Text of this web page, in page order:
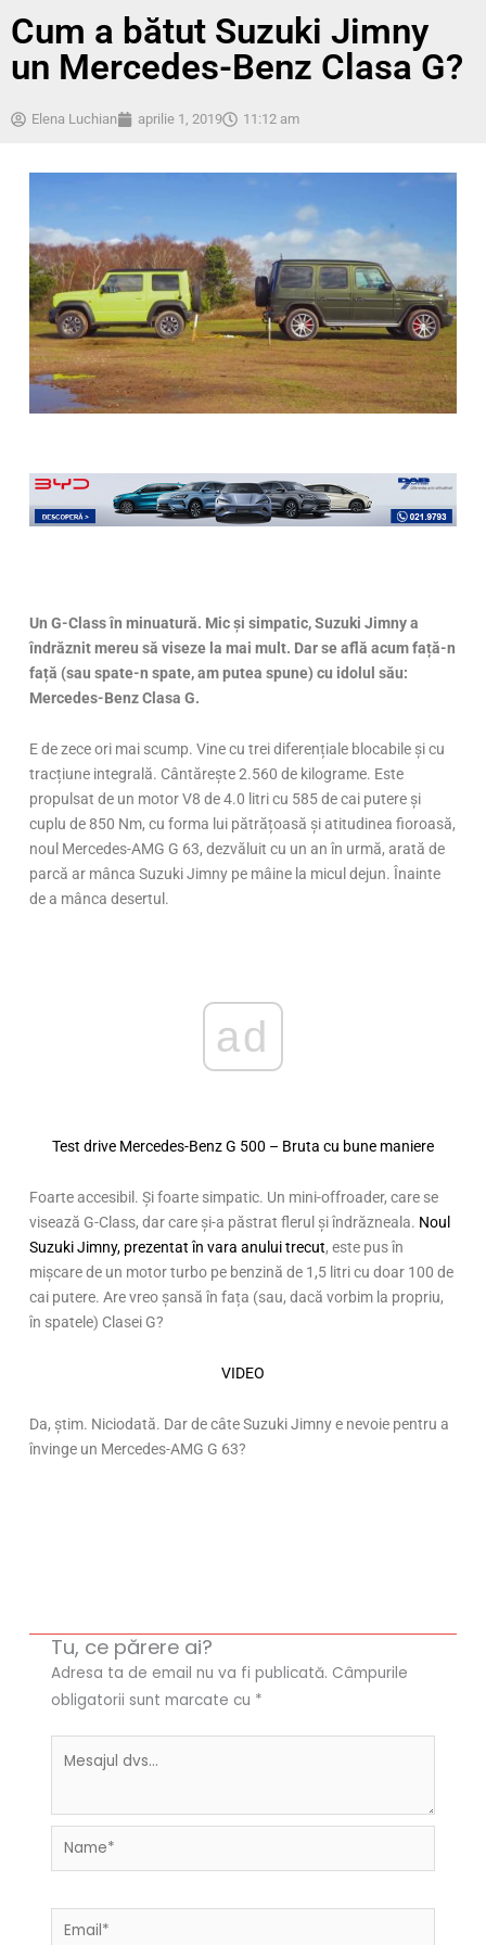
Cum a bătut Suzuki Jimny
un Mercedes-Benz Clasa G?
Elena Luchian aprilie 1, 2019 11:12 am
Un G-Class în minuatură. Mic și simpatic, Suzuki Jimny a
îndrăznit mereu să viseze la mai mult. Dar se află acum față-n
față (sau spate-n spate, am putea spune) cu idolul său:
Mercedes-Benz Clasa G.
E de zece ori mai scump. Vine cu trei diferențiale blocabile și cu
tracțiune integrală. Cântărește 2.560 de kilograme. Este
propulsat de un motor V8 de 4.0 litri cu 585 de cai putere și
cuplu de 850 Nm, cu forma lui pătrățoasă și atitudinea fioroasă,
noul Mercedes-AMG G 63, dezvăluit cu un an în urmă, arată de
parcă ar mânca Suzuki Jimny pe mâine la micul dejun. Înainte
de a mânca desertul.
ad
Test drive Mercedes-Benz G 500 – Bruta cu bune maniere
Foarte accesibil. Și foarte simpatic. Un mini-offroader, care se
visează G-Class, dar care și-a păstrat flerul și îndrăzneala. Noul
Suzuki Jimny, prezentat în vara anului trecut, este pus în
mișcare de un motor turbo pe benzină de 1,5 litri cu doar 100 de
cai putere. Are vreo șansă în fața (sau, dacă vorbim la propriu,
în spatele) Clasei G?
VIDEO
Da, știm. Niciodată. Dar de câte Suzuki Jimny e nevoie pentru a
învinge un Mercedes-AMG G 63?
Tu, ce părere ai?
Adresa ta de email nu va fi publicată. Câmpurile
obligatorii sunt marcate cu *
Name*
Email*